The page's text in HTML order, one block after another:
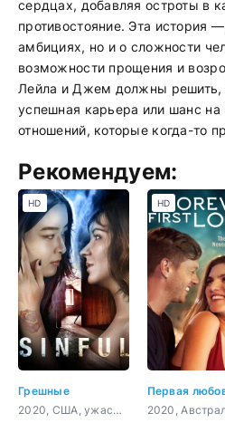
сердцах, добавляя остроты в
противостояние. Эта история
амбициях, но и о сложности
возможности прощения и
Лейла и Джем должны решить,
успешная карьера или шанс на
отношений, которые когда-то
Рекомендуем:
Грешные
2020, США, ужасы, триллер
HD HD